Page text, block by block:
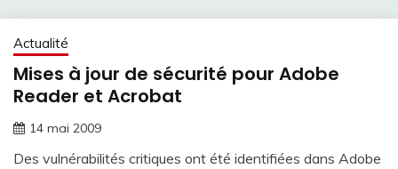
Actualité
Mises à jour de sécurité pour Adobe
Reader et Acrobat
14 mai 2009
Des vulnérabilités critiques ont été identifiées dans Adobe